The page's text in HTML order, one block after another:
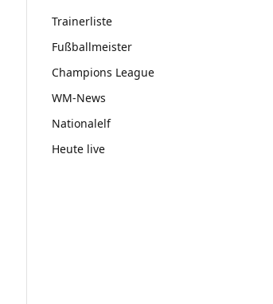
Trainerliste
Fußballmeister
Champions League
WM-News
Nationalelf
Heute live